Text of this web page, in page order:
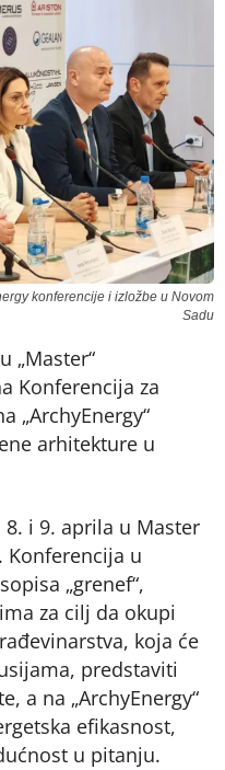
konferencije i izložbe u Novom
Sadu
„Master“
Konferencija za
„ArchyEnergy“
arhitekture u
8. i 9. aprila u Master
Konferencija u
„grenef“,
za cilj da okupi
koja će
predstaviti
a na „ArchyEnergy“
efikasnost,
u pitanju.